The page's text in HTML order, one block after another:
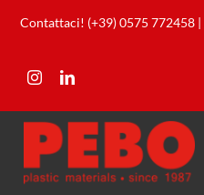
Salta
contenuto
Contattaci! (+39) 0575 772458 |